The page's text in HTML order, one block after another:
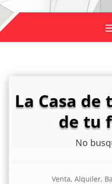
La Casa de
de tu
No
Venta, Alquiler,